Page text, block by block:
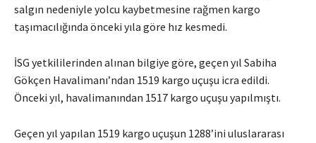
salgın nedeniyle yolcu kaybetmesine rağmen kargo
taşımacılığında önceki yıla göre hız kesmedi.
İSG yetkililerinden alınan bilgiye göre, geçen yıl Sabiha
Gökçen Havalimanı’ndan 1519 kargo uçuşu icra edildi.
Önceki yıl, havalimanından 1517 kargo uçuşu yapılmıştı.
Geçen yıl yapılan 1519 kargo uçuşun 1288’ini uluslararası